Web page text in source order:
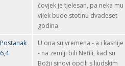
čovjek je tjelesan, pa neka mu
vijek bude stotinu dvadeset
godina.
Postanak
6,4
U ona su vremena - a i kasnije
- na zemlji bili Nefili, kad su
Božji sinovi općili s ljudskim